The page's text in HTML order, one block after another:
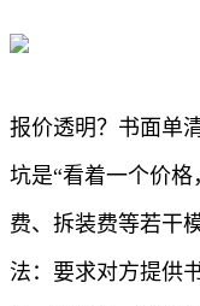
报价透明？书面单
坑是“看着一个价
费、拆装费等若干
法：要求对方提供